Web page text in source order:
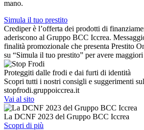
mano.
Simula il tuo prestito
Crediper è l’offerta dei prodotti di
aderiscono al Gruppo BCC Iccrea.
finalità promozionale che presenta Prestito
su “Simula il tuo prestito” per avere
Proteggiti dalle frodi e dai furti di identità
Scopri tutti i nostri consigli e suggerimenti
stopfrodi.gruppoiccrea.it
Vai al sito
La DCNF 2023 del Gruppo BCC Iccrea
Scopri di più